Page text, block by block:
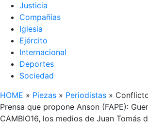
Justicia
Compañías
Iglesia
Ejército
Internacional
Deportes
Sociedad
HOME » Piezas » Periodistas »
Prensa que propone Anson (FAPE):
CAMBIO16, los medios de Juan Tomás